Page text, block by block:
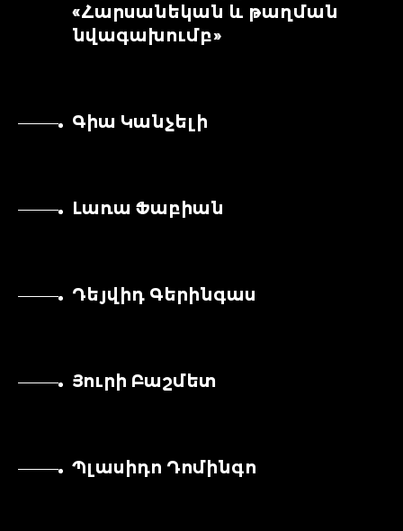
«Հարսանեկան և թաղման
նվագախումբ»
Գիա Կանչելի
Լառա Ֆաբիան
Դեյվիդ Գերինգաս
Յուրի Բաշմետ
Պլասիդո Դոմինգո